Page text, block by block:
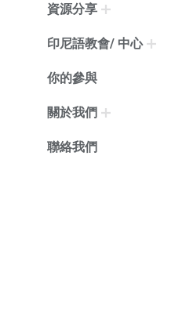
資源分享
印尼語教會/ 中心
你的參與
關於我們
聯絡我們